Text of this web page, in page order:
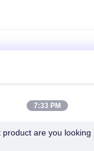
7:33 PM
product are you looking